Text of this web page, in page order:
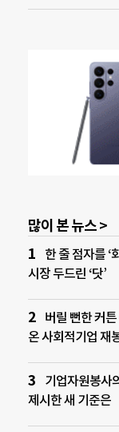
많이 본 뉴스 >
한 줄 점자를 ‘
시장 두드린 ‘닷’
버릴 뻔한 커
온 사회적기업 재
기업자원봉사
제시한 새 기준은